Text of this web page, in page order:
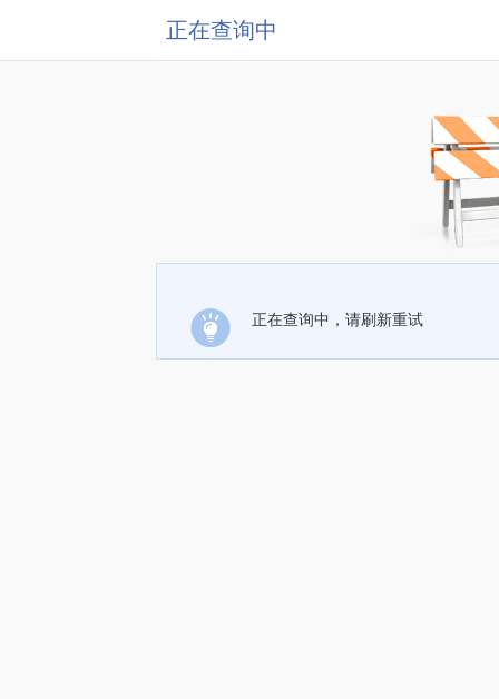
正在查询中
正在查询中，请刷新重试